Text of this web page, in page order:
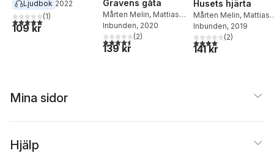
Carl David af Wirsén
Sonja Åkesson
Öijer ,Anders Österling
Ljudbok 2022
5,0utav 5 stjärnor. Totalt antal röster:
(1)
109 kr
Gravens gåta
Mårten Melin, Mattias
Olsson
Inbunden, 2020
4,5utav 5 stjärnor. Totalt antal röster:
(2)
139 kr
Husets hjärta
Mårten Melin, Mattias
Olsson
Inbunden, 2019
4,0utav 5 stjärnor.
(2)
141 kr
Mina sidor
Hjälp